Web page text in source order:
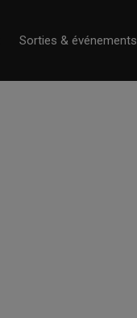
Sorties & événements